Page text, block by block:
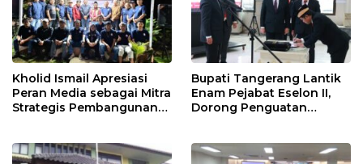
Kholid Ismail Apresiasi
Peran Media sebagai Mitra
Strategis Pembangunan
Bupati Tangerang Lantik
Enam Pejabat Eselon II,
Dorong Penguatan